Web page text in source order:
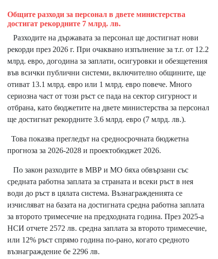
Общите разходи за персонал в двете министерства
достигат рекордните 7 млрд. лв.
Разходите на държавата за персонал ще достигнат нови
рекорди през 2026 г. При очаквано изпълнение за т.г. от 12.2
млрд. евро, догодина за заплати, осигуровки и обезщетения
във всички публични системи, включително общините, ще
отиват 13.1 млрд. евро или 1 млрд. евро повече. Много
сериозна част от този ръст се пада на сектор сигурност и
отбрана, като бюджетите на двете министерства за персонал
ще достигнат рекордните 3.6 млрд. евро (7 млрд. лв.).
Това показва прегледът на средносрочната бюджетна
прогноза за 2026-2028 и проектобюджет 2026.
По закон разходите в МВР и МО бяха обвързани със
средната работна заплата за страната и всеки ръст в нея
води до ръст в цялата система. Възнагражденията се
изчисляват на базата на достигната средна работна заплата
за второто тримесечие на предходната година. През 2025-а
НСИ отчете 2572 лв. средна заплата за второто тримесечие,
или 12% ръст спрямо година по-рано, когато средното
възнаграждение бе 2296 лв.